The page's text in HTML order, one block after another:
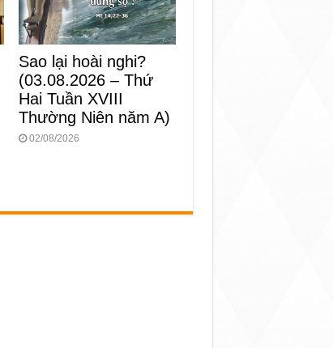
Sao lại hoài nghi?
(03.08.2026 – Thứ
Hai Tuần XVIII
Thường Niên năm A)
02/08/2026